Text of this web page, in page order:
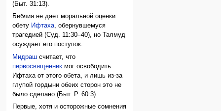
(Быт. 31:13).
Библия не дает моральной оценки
обету Ифтаха, обернувшемуся
трагедией (Суд. 11:30–40), но Талмуд
осуждает его поступок.
Мидраш считает, что
первосвященник мог освободить
Ифтаха от этого обета, и лишь из-за
глупой гордыни обеих сторон это не
было сделано (Быт. Р. 60:3).
Первые, хотя и осторожные сомнения